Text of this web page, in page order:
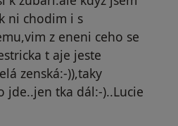
ni chodim i s
z eneni ceho se
t aje jeste
zenská:-)),taky
jde..jen tka dál:-)..Lucie